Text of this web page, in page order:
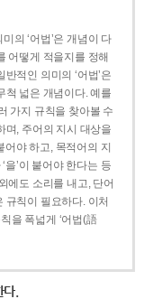
의 ‘어법’은 개념이 다
어떻게 적을지를 정해
적인 의미의 ‘어법’은
척 넓은 개념이다. 예를
가지 규칙을 찾아볼 수
며, 주어의 지시 대상을
어야 하고, 목적어의 지
을’이 붙어야 한다는 등
에도 소리를 내고, 단어
규칙이 필요하다. 이처
을 폭넓게 ‘어법(語
.